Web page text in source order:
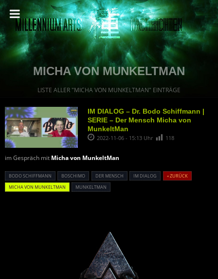
MICHA VON MUNKELTMAN
LISTE ALLER "MICHA VON MUNKELTMAN" EINTRÄGE
IM DIALOG – Dr. Bodo Schiffmann |
SERIE – Der Mensch Micha von
MunkeltMan
2022-11-06 - 15:13 Uhr 118
im Gespräch mit Micha von MunkeltMan
BODO SCHIFFMANN BOSCHIMO DER MENSCH IM DIALOG
« ZURÜCK
MICHA VON MUNKELTMAN
MUNKELTMAN